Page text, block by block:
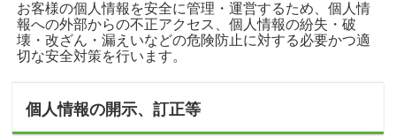
お客様の個人情報を安全に管理・運営するため、個人情
報への外部からの不正アクセス、個人情報の紛失・破
壊・改ざん・漏えいなどの危険防止に対する必要かつ適
切な安全対策を行います。
個人情報の開示、訂正等